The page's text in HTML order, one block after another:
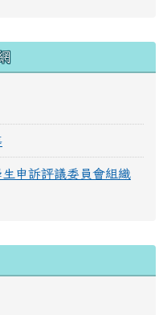
申訴評議委員會組織